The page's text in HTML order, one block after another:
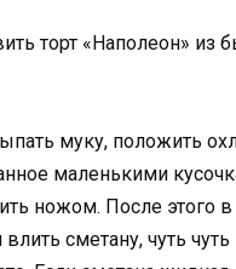
торт «Наполеон» из
муку, положить
маленькими
ножом. После этого
сметану, чуть